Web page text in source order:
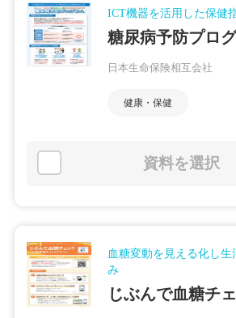
ICT機器を活用した保健
糖尿病予防プロ
日本生命保険相互会社
健康・保健
資料を選択
血糖変動を見える化し生
み
じぶんで血糖チ